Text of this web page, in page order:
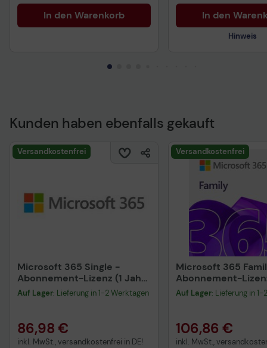
In den Warenkorb In den
Hinweis
Technisches
Kunden haben ebenfalls gekauft
Versandkostenfrei
Microsoft 365 Single -
Abonnement-Lizenz (1 Jahr)
- 1 Benutzer, bis zu 5 Geräte
Auf Lager: Lieferung in 1-2 Werktagen
86,98 €
inkl. MwSt., versandkostenfrei in DE!
Versandkostenfrei
Microsoft 365
Abonnement-
- bis zu 6 Benutzer,
Geräte
Auf Lager: Lieferung in
106,86 €
inkl. MwSt.,